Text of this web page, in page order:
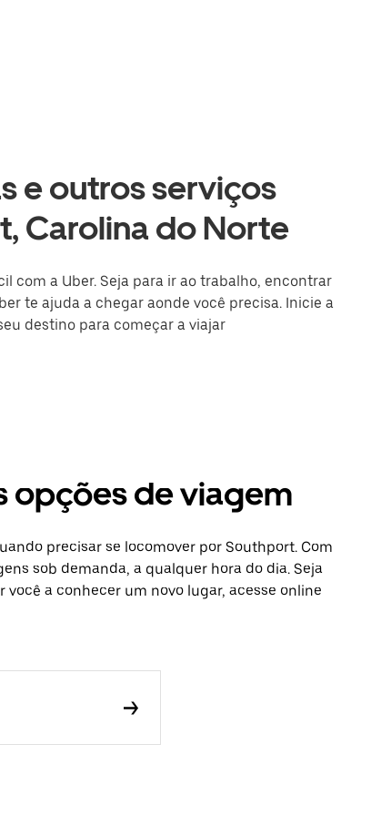
e outros serviços
Carolina do Norte
com a Uber. Seja para ir ao trabalho, encontrar
te ajuda a chegar aonde você precisa. Inicie a
destino para começar a viajar
opções de viagem
precisar se locomover por Southport. Com
sob demanda, a qualquer hora do dia. Seja
a conhecer um novo lugar, acesse online